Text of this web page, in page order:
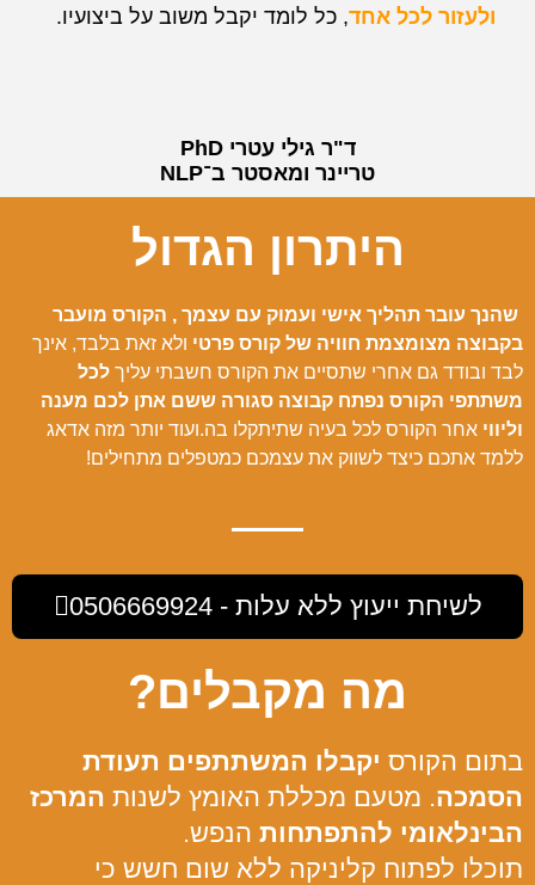
ולעזור לכל אחד, כל לומד יקבל משוב על ביצועיו.
ד"ר גילי עטרי PhD
טריינר ומאסטר ב־NLP
היתרון הגדול
שהנך עובר תהליך אישי ועמוק עם עצמך , הקורס מועבר
בקבוצה מצומצמת חוויה של קורס פרטי ולא זאת בלבד, אינך
לבד ובודד גם אחרי שתסיים את הקורס חשבתי עליך לכל
משתתפי הקורס נפתח קבוצה סגורה ששם אתן לכם מענה
וליווי אחר הקורס לכל בעיה שתיתקלו בה.ועוד יותר מזה אדאג
ללמד אתכם כיצד לשווק את עצמכם כמטפלים מתחילים!
לשיחת ייעוץ ללא עלות - 0506669924
מה מקבלים?
בתום הקורס יקבלו המשתתפים תעודת
הסמכה. מטעם מכללת האומץ לשנות המרכז
הבינלאומי להתפתחות הנפש.
תוכלו לפתוח קליניקה ללא שום חשש כי